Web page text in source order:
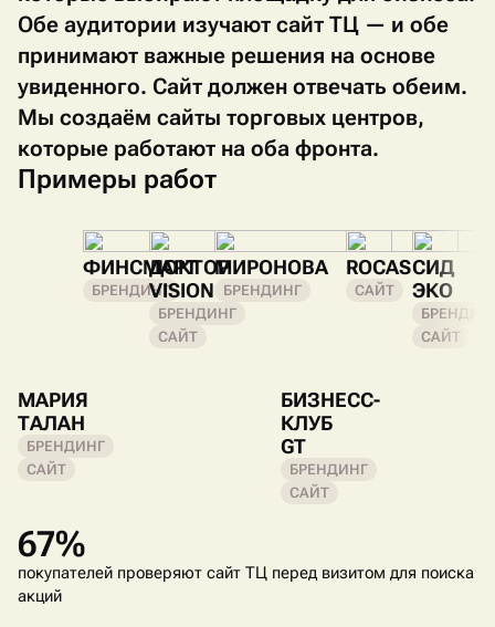
Обе аудитории изучают сайт ТЦ — и обе
принимают важные решения на основе
увиденного. Сайт должен отвечать обеим.
Мы создаём сайты торговых центров,
которые работают на оба фронта.
Примеры работ
МАРИЯ
ТАЛАН
БРЕНДИНГ
САЙТ
ФИНСМАРТ
БРЕНДИНГ
ДОКТОР
VISION
БРЕНДИНГ
САЙТ
МИРОНОВА
БРЕНДИНГ
БИЗНЕСС-
КЛУБ
GT
БРЕНДИНГ
САЙТ
ROCAS
САЙТ
СИД
ЭКО
САЙТ
67%
покупателей проверяют сайт ТЦ перед визитом для поиска
акций